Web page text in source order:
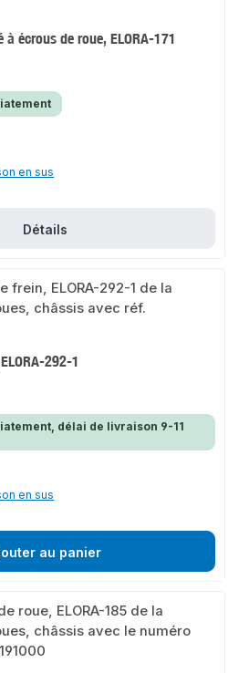
écrous de roue, ELORA-171
en sus
Détails
292-1
délai de livraison 9-11
en sus
au panier